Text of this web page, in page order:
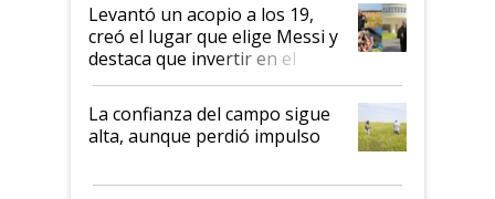
Levantó un acopio a los 19,
creó el lugar que elige Messi y
destaca que invertir en el
kirchnerismo era como "darle
plata a un hijo para droga":
Juan Félix Rossetti, el libertario
que de una dura crisis salió
de Milei
La confianza del campo sigue
alta, aunque perdió impulso